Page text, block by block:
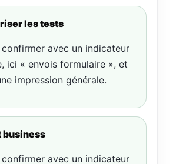
les tests
confirmer avec un indicateur
ici « envois formulaire », et
impression générale.
business
confirmer avec un indicateur